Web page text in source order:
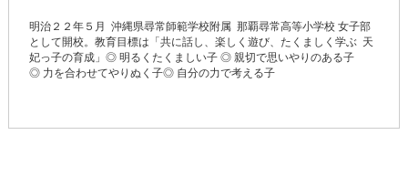
明治２２年５月 沖縄県尋常師範学校附属 那覇尋常高等小学校 女子部
として開校。教育目標は「共に話し、楽しく遊び、たくましく学ぶ 天
妃っ子の育成」◎ 明るくたくましい子 ◎ 親切で思いやりのある子
◎ 力を合わせてやりぬく子◎ 自分の力で考える子